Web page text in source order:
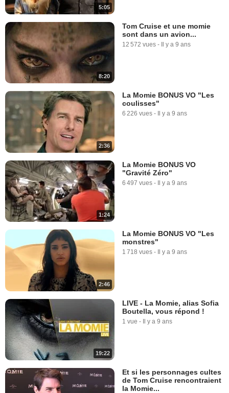
5:05
8:20
Tom Cruise et une momie
sont dans un avion...
12 572 vues - Il y a 9 ans
2:36
La Momie BONUS VO "Les
coulisses"
6 226 vues - Il y a 9 ans
1:24
La Momie BONUS VO
"Gravité Zéro"
6 497 vues - Il y a 9 ans
2:46
La Momie BONUS VO "Les
monstres"
1 718 vues - Il y a 9 ans
19:22
LIVE - La Momie, alias Sofia
Boutella, vous répond !
1 vue - Il y a 9 ans
Et si les personnages cultes
de Tom Cruise rencontraient
la Momie...